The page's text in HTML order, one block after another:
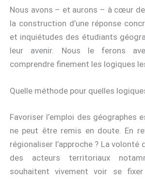
Nous avons – et aurons – à cœur
la construction d’une réponse
et inquiétudes des étudiants
leur avenir. Nous le ferons
comprendre finement les logiques
Quelle méthode pour quelles
Favoriser l’emploi des géographes
ne peut être remis en doute. En
régionaliser l’approche ? La volonté
des acteurs territoriaux
souhaitent vivement voir se